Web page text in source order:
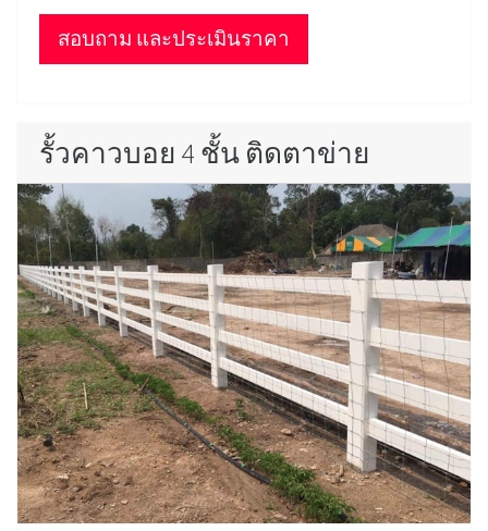
สอบถาม และประเมินราคา
รั้วคาวบอย 4 ชั้น ติดตาข่าย